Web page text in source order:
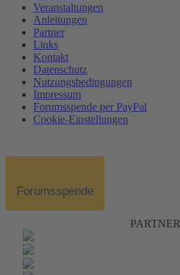
Veranstaltungen
Anleitungen
Partner
Links
Kontakt
Datenschutz
Nutzungsbedingungen
Impressum
Forumsspende per PayPal
Cookie-Einstellungen
Forumsspende
PARTNER